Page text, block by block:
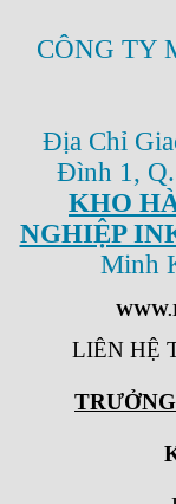
CÔNG TY
Địa Chỉ
Đình 1,
KHO
NGHIỆP
Minh
LIÊN HỆ